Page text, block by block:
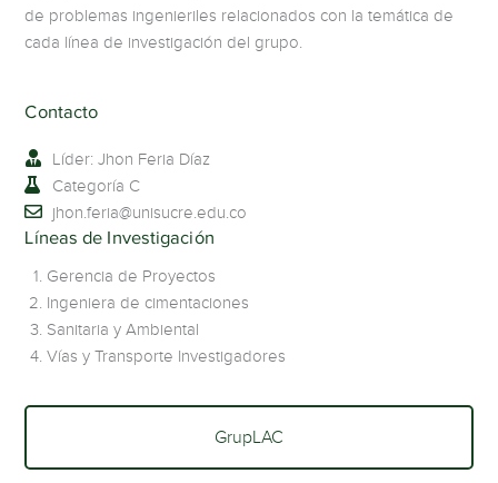
de problemas ingenieriles relacionados con la temática de
cada línea de investigación del grupo.
Contacto
Líder: Jhon Feria Díaz
Categoría C
jhon.feria@unisucre.edu.co
Líneas de Investigación
Gerencia de Proyectos
Ingeniera de cimentaciones
Sanitaria y Ambiental
Vías y Transporte Investigadores
GrupLAC